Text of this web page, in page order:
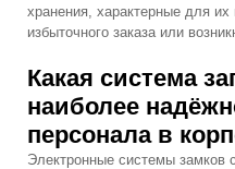
хранения, характерные для
избыточного заказа или
Какая система
наиболее
персонала в
Электронные системы замков